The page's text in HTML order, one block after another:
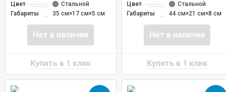
Цвет
Стальной
Габариты
35 см×17 см×5 см
Нет в наличии
Цвет
Стальной
Габариты
44 см×21 см×8 см
Нет в наличии